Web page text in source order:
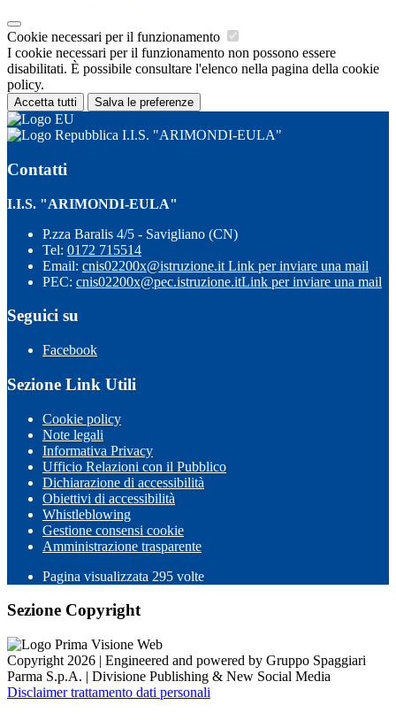
Cookie necessari per il funzionamento
I cookie necessari per il funzionamento non possono essere
disabilitati. È possibile consultare l'elenco nella pagina della cookie
policy.
Accetta tutti Salva le preferenze
I.I.S. "ARIMONDI-EULA"
Contatti
I.I.S. "ARIMONDI-EULA"
P.zza Baralis 4/5 - Savigliano (CN)
Tel: 0172 715514
Email: cnis02200x@istruzione.it Link per inviare una mail
PEC: cnis02200x@pec.istruzione.itLink per inviare una mail
Seguici su
Facebook
Sezione Link Utili
Cookie policy
Note legali
Informativa Privacy
Ufficio Relazioni con il Pubblico
Dichiarazione di accessibilità
Obiettivi di accessibilità
Whistleblowing
Gestione consensi cookie
Amministrazione trasparente
Pagina visualizzata 295 volte
Sezione Copyright
Copyright 2026 | Engineered and powered by Gruppo Spaggiari
Parma S.p.A. | Divisione Publishing & New Social Media
Disclaimer trattamento dati personali